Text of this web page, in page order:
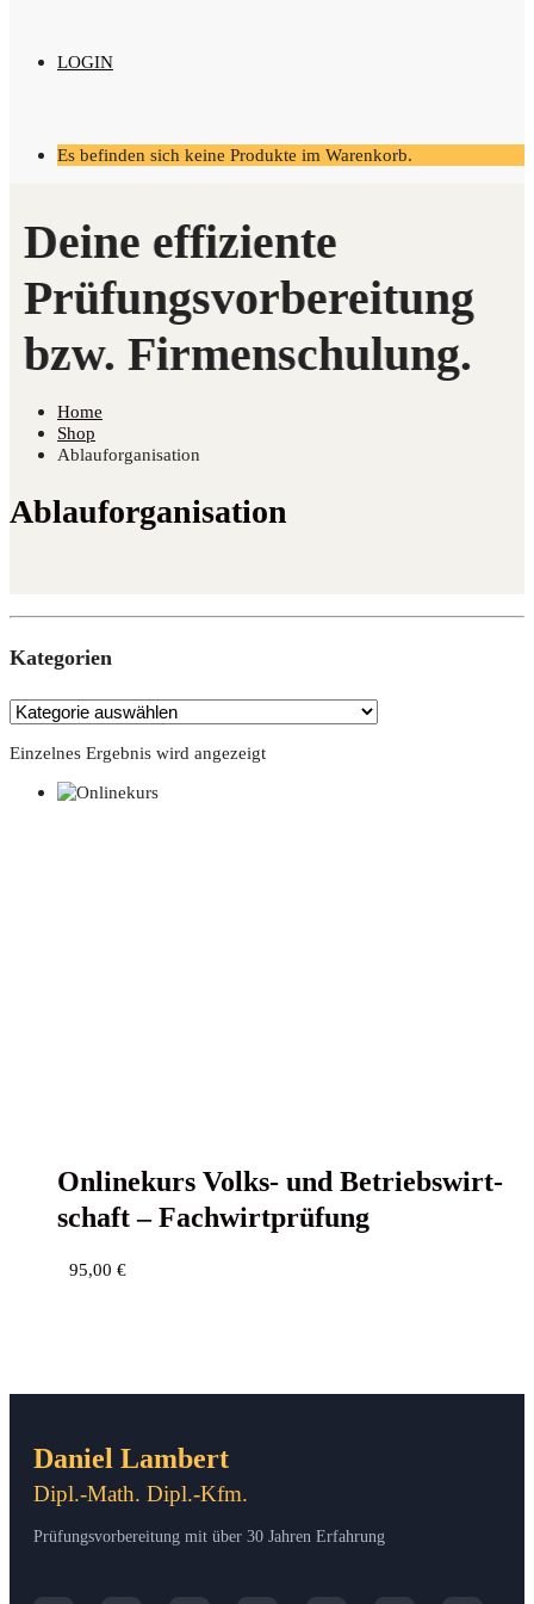
LOGIN
Es befinden sich keine Produkte im Warenkorb.
Home
Shop
Ablauforganisation
Ablauforganisation
Kate­go­rien
Einzelnes Ergebnis wird angezeigt
Online­kurs Volks- und Betriebs­wirt­
schaft – Fachwirtprüfung
95,00 €
Daniel Lambert
Dipl.-Math. Dipl.-Kfm.
Prüfungsvorbereitung mit über 30 Jahren Erfahrung